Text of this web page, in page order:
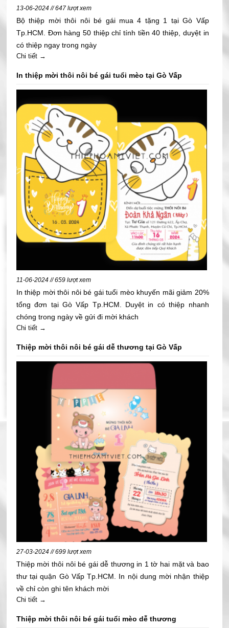
13-06-2024 // 647 lượt xem
Bộ thiệp mời thôi nôi bé gái mua 4 tặng 1 tại Gò Vấp
Tp.HCM. Đơn hàng 50 thiệp chỉ tính tiền 40 thiệp, duyệt in
có thiệp ngay trong ngày
Chi tiết →
In thiệp mời thôi nôi bé gái tuổi mèo tại Gò Vấp
11-06-2024 // 659 lượt xem
In thiệp mời thôi nôi bé gái tuổi mèo khuyến mãi giảm 20%
tổng đơn tại Gò Vấp Tp.HCM. Duyệt in có thiệp nhanh
chóng trong ngày về gửi đi mời khách
Chi tiết →
Thiệp mời thôi nôi bé gái dễ thương tại Gò Vấp
27-03-2024 // 699 lượt xem
Thiệp mời thôi nôi bé gái dễ thương in 1 tờ hai mặt và bao
thư tại quận Gò Vấp Tp.HCM. In nội dung mời nhận thiệp
về chỉ còn ghi tên khách mời
Chi tiết →
Thiệp mời thôi nôi bé gái tuổi mèo dễ thương